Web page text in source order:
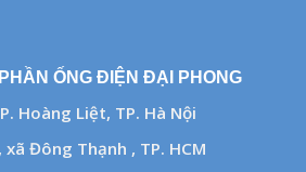
ỐNG ĐIỆN ĐẠI PHONG
Hoàng Liệt, TP. Hà Nội
Đông Thạnh , TP. HCM